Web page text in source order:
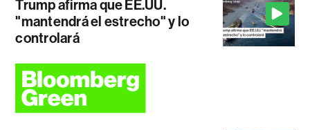
Trump afirma que EE.UU.
"mantendrá el estrecho" y lo
controlará